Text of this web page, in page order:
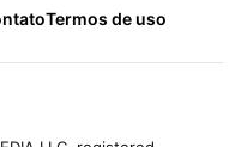
Termos de uso